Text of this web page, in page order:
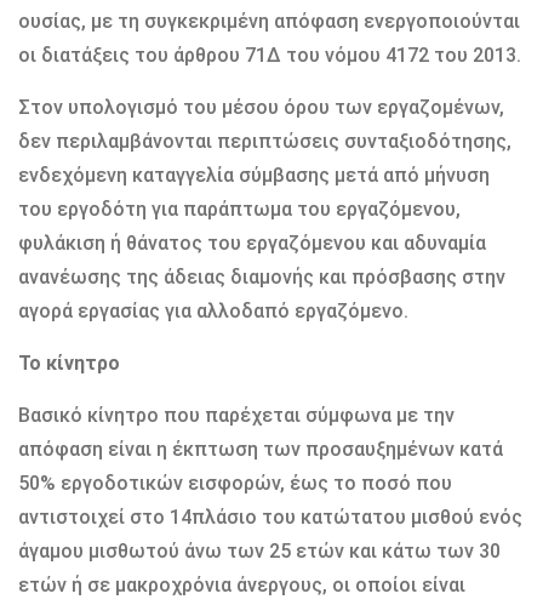
ουσίας, με τη συγκεκριμένη απόφαση ενεργοποιούνται
οι διατάξεις του άρθρου 71Δ του νόμου 4172 του 2013.
Στον υπολογισμό του μέσου όρου των εργαζομένων,
δεν περιλαμβάνονται περιπτώσεις συνταξιοδότησης,
ενδεχόμενη καταγγελία σύμβασης μετά από μήνυση
του εργοδότη για παράπτωμα του εργαζόμενου,
φυλάκιση ή θάνατος του εργαζόμενου και αδυναμία
ανανέωσης της άδειας διαμονής και πρόσβασης στην
αγορά εργασίας για αλλοδαπό εργαζόμενο.
Το κίνητρο
Βασικό κίνητρο που παρέχεται σύμφωνα με την
απόφαση είναι η έκπτωση των προσαυξημένων κατά
50% εργοδοτικών εισφορών, έως το ποσό που
αντιστοιχεί στο 14πλάσιο του κατώτατου μισθού ενός
άγαμου μισθωτού άνω των 25 ετών και κάτω των 30
ετών ή σε μακροχρόνια άνεργους, οι οποίοι είναι